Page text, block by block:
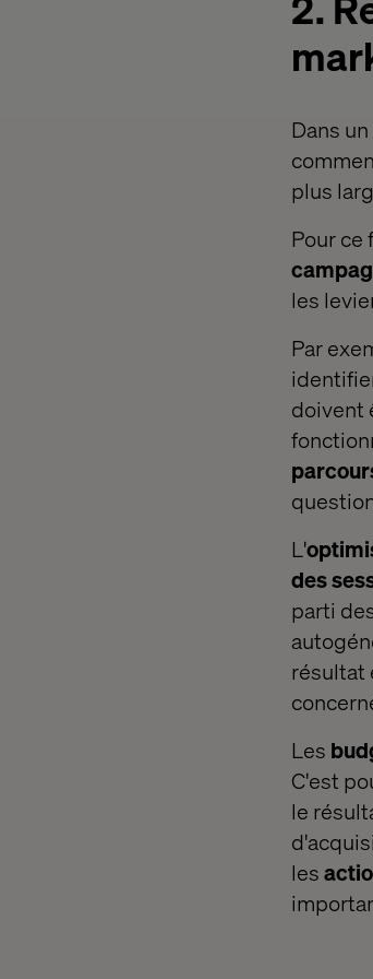
Dans
plus
Pour ce
les
Par
doivent
L'
des
parti
résultat
Les
C'est
le
les